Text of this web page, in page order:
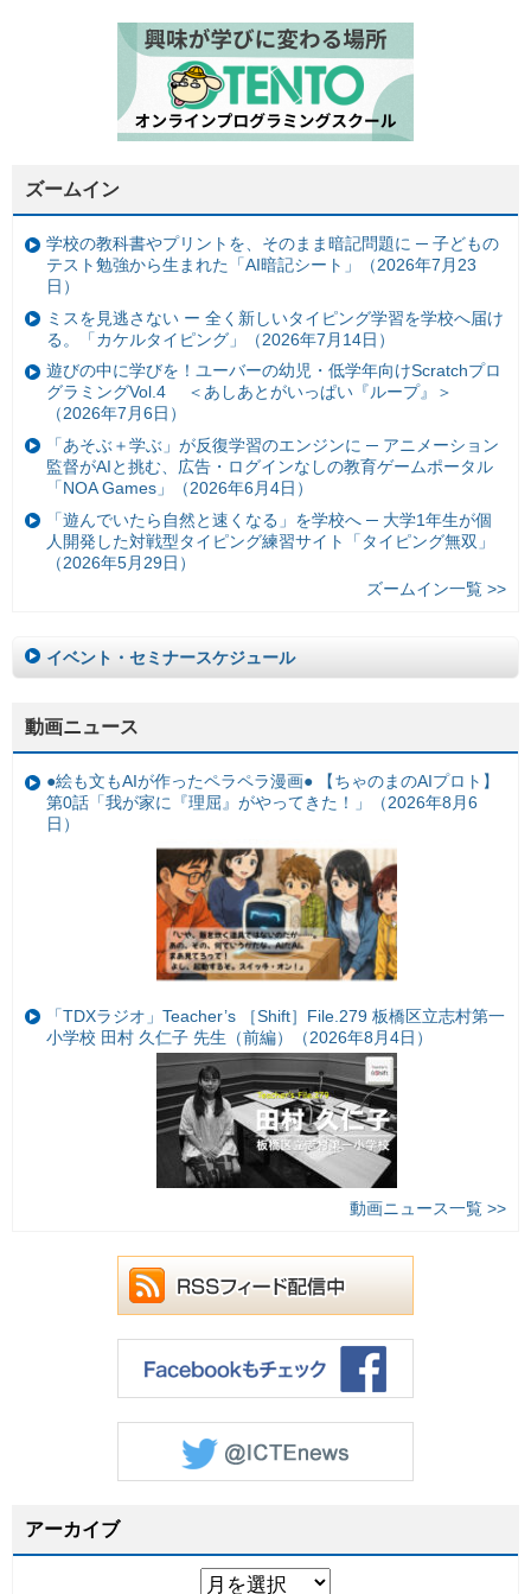
ズームイン
学校の教科書やプリントを、そのまま暗記問題に ─ 子どもの
テスト勉強から生まれた「AI暗記シート」（2026年7月23
日）
ミスを見逃さない ー 全く新しいタイピング学習を学校へ届け
る。「カケルタイピング」（2026年7月14日）
遊びの中に学びを！ユーバーの幼児・低学年向けScratchプロ
グラミングVol.4 ＜あしあとがいっぱい『ループ』＞
（2026年7月6日）
「あそぶ＋学ぶ」が反復学習のエンジンに ─ アニメーション
監督がAIと挑む、広告・ログインなしの教育ゲームポータル
「NOA Games」（2026年6月4日）
「遊んでいたら自然と速くなる」を学校へ ─ 大学1年生が個
人開発した対戦型タイピング練習サイト「タイピング無双」
（2026年5月29日）
ズームイン一覧 >>
イベント・セミナースケジュール
動画ニュース
●絵も文もAIが作ったペラペラ漫画● 【ちゃのまのAIプロト】
第0話「我が家に『理屈』がやってきた！」（2026年8月6
日）
「TDXラジオ」Teacher’s ［Shift］File.279 板橋区立志村第一
小学校 田村 久仁子 先生（前編）（2026年8月4日）
動画ニュース一覧 >>
アーカイブ